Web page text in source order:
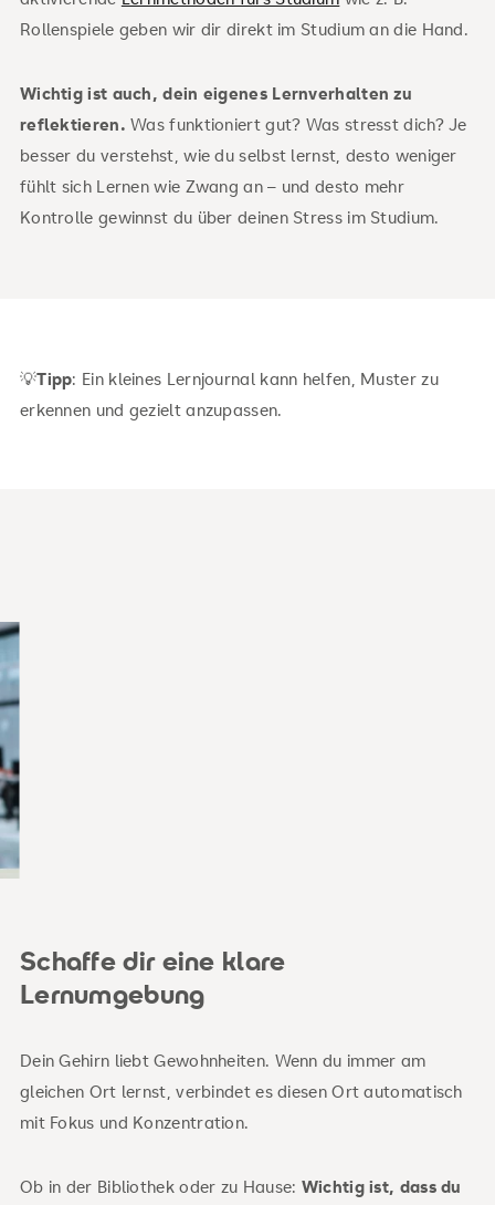
Rollenspiele geben wir dir direkt im Studium an die Hand.
Wichtig ist auch, dein eigenes Lernverhalten zu
reflektieren. Was funktioniert gut? Was stresst dich? Je
besser du verstehst, wie du selbst lernst, desto weniger
fühlt sich Lernen wie Zwang an – und desto mehr
Kontrolle gewinnst du über deinen Stress im Studium.
💡Tipp: Ein kleines Lernjournal kann helfen, Muster zu
erkennen und gezielt anzupassen.
Schaffe dir eine klare
Lernumgebung
Dein Gehirn liebt Gewohnheiten. Wenn du immer am
gleichen Ort lernst, verbindet es diesen Ort automatisch
mit Fokus und Konzentration.
Ob in der Bibliothek oder zu Hause: Wichtig ist, dass du